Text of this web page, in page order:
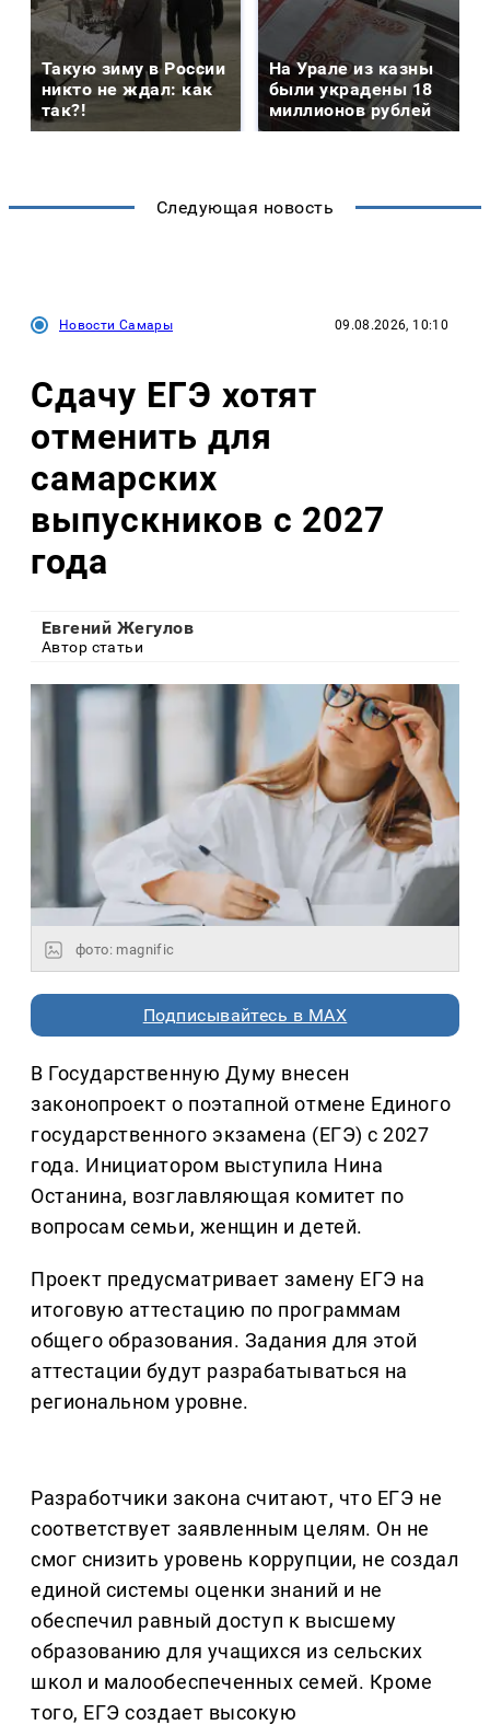
Такую зиму в России
никто не ждал: как
так?!
На Урале из казны
были украдены 18
миллионов рублей
Следующая новость
Новости Самары 09.08.2026, 10:10
Сдачу ЕГЭ хотят
отменить для
самарских
выпускников с 2027
года
Евгений Жегулов
Автор статьи
фото: magnific
Подписывайтесь в MAX
В Государственную Думу внесен
законопроект о поэтапной отмене Единого
государственного экзамена (ЕГЭ) с 2027
года. Инициатором выступила Нина
Останина, возглавляющая комитет по
вопросам семьи, женщин и детей.
Проект предусматривает замену ЕГЭ на
итоговую аттестацию по программам
общего образования. Задания для этой
аттестации будут разрабатываться на
региональном уровне.
Разработчики закона считают, что ЕГЭ не
соответствует заявленным целям. Он не
смог снизить уровень коррупции, не создал
единой системы оценки знаний и не
обеспечил равный доступ к высшему
образованию для учащихся из сельских
школ и малообеспеченных семей. Кроме
того, ЕГЭ создает высокую